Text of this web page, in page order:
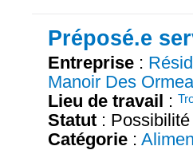
Préposé.e
Entreprise :
Manoir Des
Lieu de travail :
Statut :
Catégorie :